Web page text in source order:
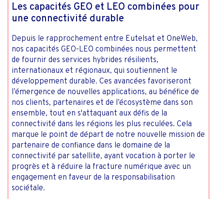
Les capacités GEO et LEO combinées pour
une connectivité durable
Depuis le rapprochement entre Eutelsat et OneWeb,
nos capacités GEO-LEO combinées nous permettent
de fournir des services hybrides résilients,
internationaux et régionaux, qui soutiennent le
développement durable. Ces avancées favoriseront
l’émergence de nouvelles applications, au bénéfice de
nos clients, partenaires et de l’écosystème dans son
ensemble, tout en s'attaquant aux défis de la
connectivité dans les régions les plus reculées. Cela
marque le point de départ de notre nouvelle mission de
partenaire de confiance dans le domaine de la
connectivité par satellite, ayant vocation à porter le
progrès et à réduire la fracture numérique avec un
engagement en faveur de la responsabilisation
sociétale.